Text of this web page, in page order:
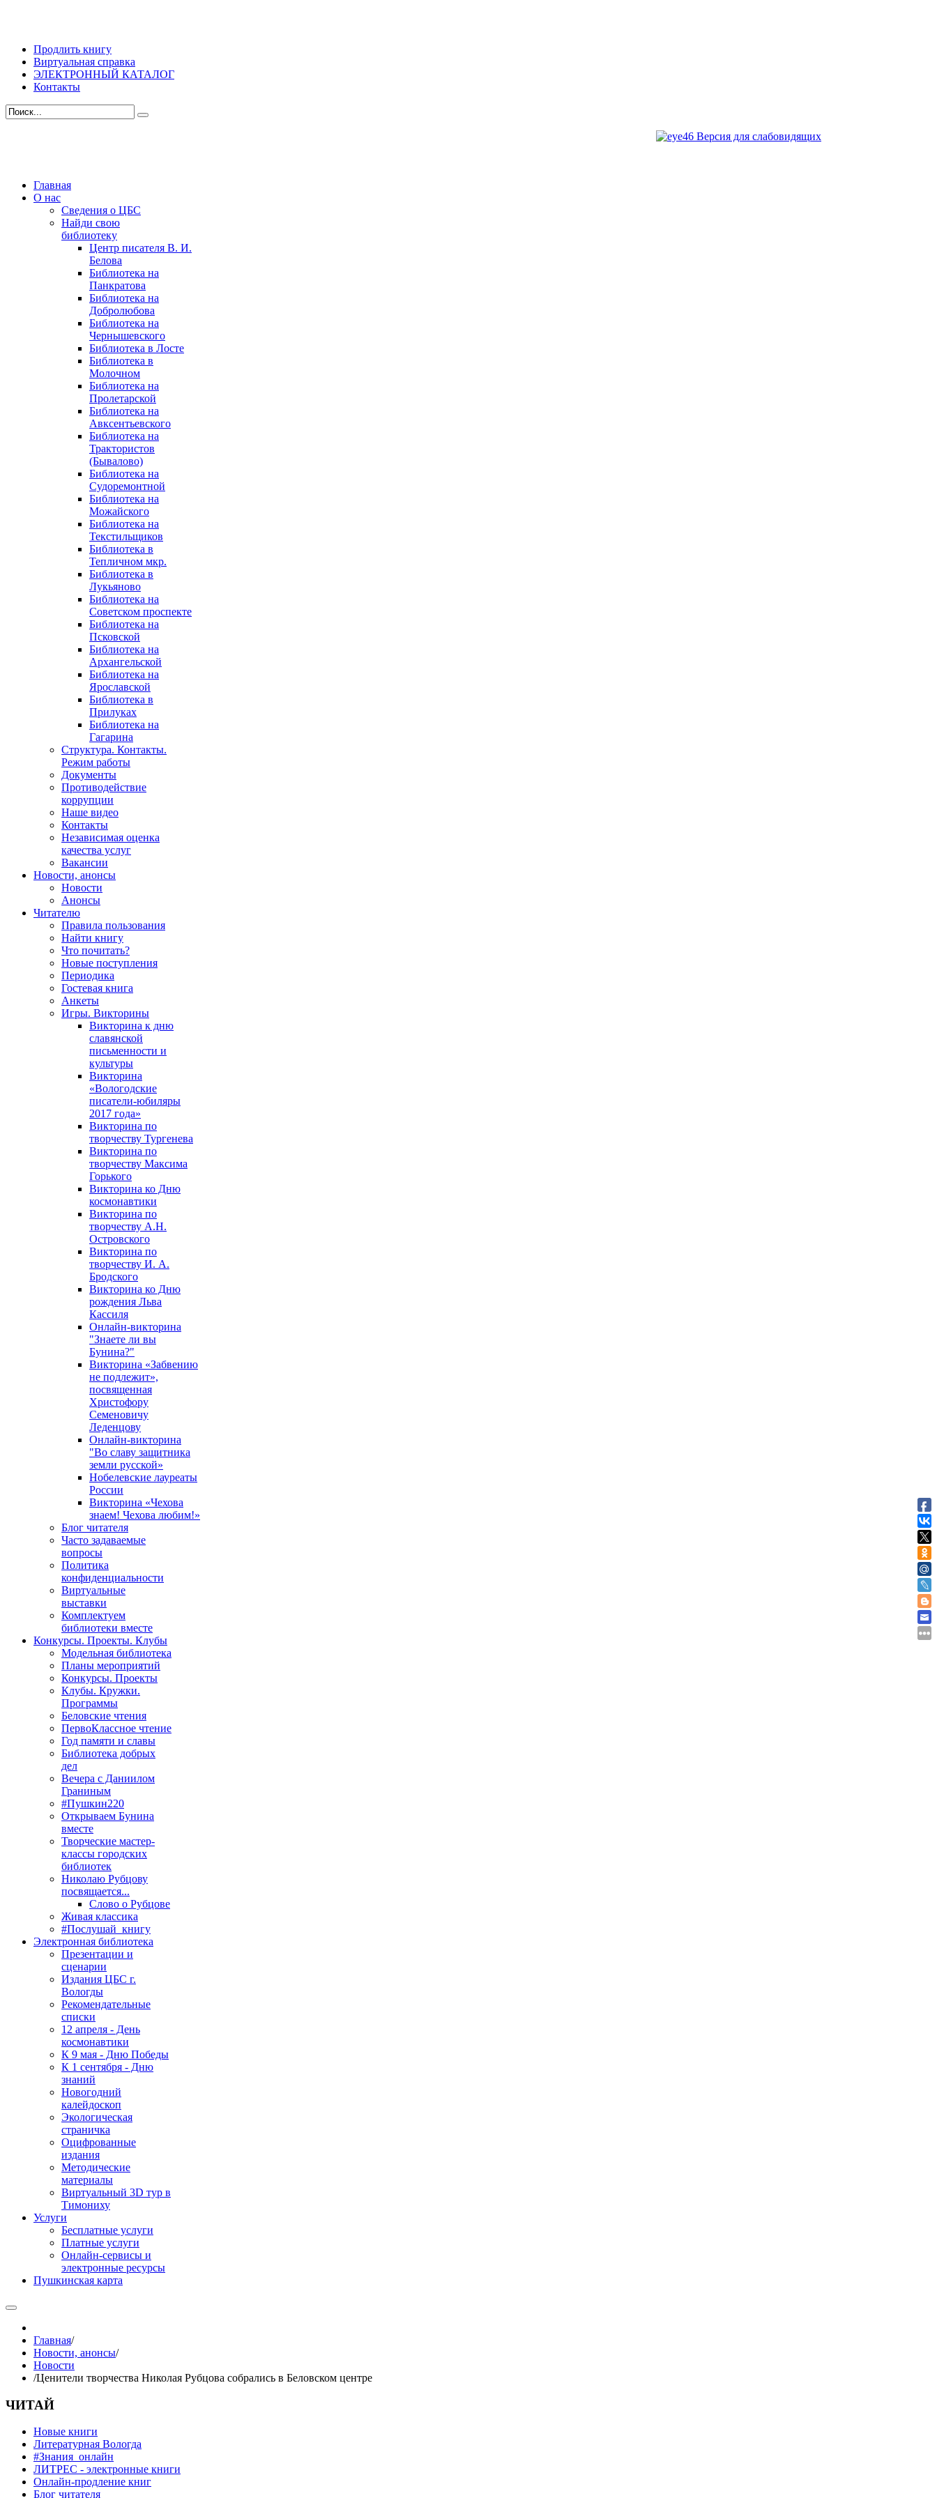
Продлить книгу
Виртуальная справка
ЭЛЕКТРОННЫЙ КАТАЛОГ
Контакты
Версия для слабовидящих
Главная
О нас
Сведения о ЦБС
Найди свою
библиотеку
Центр писателя В. И.
Белова
Библиотека на
Панкратова
Библиотека на
Добролюбова
Библиотека на
Чернышевского
Библиотека в Лосте
Библиотека в
Молочном
Библиотека на
Пролетарской
Библиотека на
Авксентьевского
Библиотека на
Трактористов
(Бывалово)
Библиотека на
Судоремонтной
Библиотека на
Можайского
Библиотека на
Текстильщиков
Библиотека в
Тепличном мкр.
Библиотека в
Лукьяново
Библиотека на
Советском проспекте
Библиотека на
Псковской
Библиотека на
Архангельской
Библиотека на
Ярославской
Библиотека в
Прилуках
Библиотека на
Гагарина
Структура. Контакты.
Режим работы
Документы
Противодействие
коррупции
Наше видео
Контакты
Независимая оценка
качества услуг
Вакансии
Новости, анонсы
Новости
Анонсы
Читателю
Правила пользования
Найти книгу
Что почитать?
Новые поступления
Периодика
Гостевая книга
Анкеты
Игры. Викторины
Викторина к дню
славянской
письменности и
культуры
Викторина
«Вологодские
писатели-юбиляры
2017 года»
Викторина по
творчеству Тургенева
Викторина по
творчеству Максима
Горького
Викторина ко Дню
космонавтики
Викторина по
творчеству А.Н.
Островского
Викторина по
творчеству И. А.
Бродского
Викторина ко Дню
рождения Льва
Кассиля
Онлайн-викторина
"Знаете ли вы
Бунина?"
Викторина «Забвению
не подлежит»,
посвященная
Христофору
Семеновичу
Леденцову
Онлайн-викторина
"Во славу защитника
земли русской»
Нобелевские лауреаты
России
Викторина «Чехова
знаем! Чехова любим!»
Блог читателя
Часто задаваемые
вопросы
Политика
конфиденциальности
Виртуальные
выставки
Комплектуем
библиотеки вместе
Конкурсы. Проекты. Клубы
Модельная библиотека
Планы мероприятий
Конкурсы. Проекты
Клубы. Кружки.
Программы
Беловские чтения
ПервоКлассное чтение
Год памяти и славы
Библиотека добрых
дел
Вечера с Даниилом
Граниным
#Пушкин220
Открываем Бунина
вместе
Творческие мастер-
классы городских
библиотек
Николаю Рубцову
посвящается...
Слово о Рубцове
Живая классика
#Послушай_книгу
Электронная библиотека
Презентации и
сценарии
Издания ЦБС г.
Вологды
Рекомендательные
списки
12 апреля - День
космонавтики
К 9 мая - Дню Победы
К 1 сентября - Дню
знаний
Новогодний
калейдоскоп
Экологическая
страничка
Оцифрованные
издания
Методические
материалы
Виртуальный 3D тур в
Тимониху
Услуги
Бесплатные услуги
Платные услуги
Онлайн-сервисы и
электронные ресурсы
Пушкинская карта
Главная/
Новости, анонсы/
Новости
/Ценители творчества Николая Рубцова собрались в Беловском центре
ЧИТАЙ
Новые книги
Литературная Вологда
#Знания_онлайн
ЛИТРЕС - электронные книги
Онлайн-продление книг
Блог читателя